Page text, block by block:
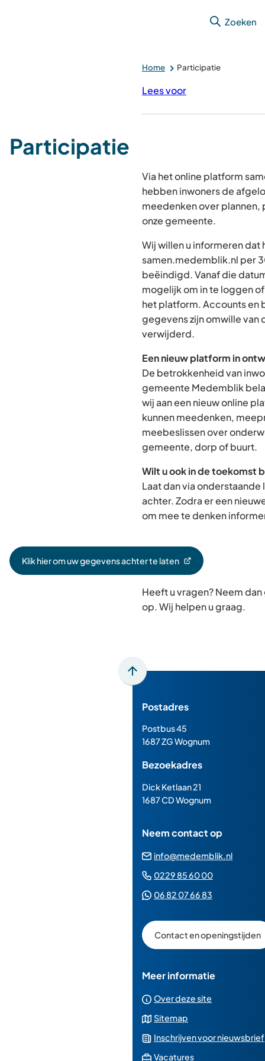
Zoeken
Home Participatie
Lees voor
Participatie
Via het online platform
hebben inwoners de
meedenken over
onze gemeente.
Wij willen u informeren dat
samen.medemblik.nl per
beëindigd. Vanaf die
mogelijk om in te loggen
het platform. Accounts en
gegevens zijn omwille van
verwijderd.
Een nieuw platform in
De betrokkenheid van
gemeente Medemblik
wij aan een nieuw online
kunnen meedenken,
meebeslissen over
gemeente, dorp of buurt.
Wilt u ook in de toekomst
Laat dan via
achter. Zodra er een
om mee te denken
Klik hier om uw gegevens achter te laten
(Verwijst
Heeft u vragen? Neem
op. Wij helpen u graag.
Scroll
boven
het
van
de
paginainhoud
Postadres
Postbus 45
1687 ZG Wognum
Bezoekadres
Dick Ketlaan 21
1687 CD Wognum
Neem contact op
info@medemblik.nl
0229 85 60 00(Verwijst
06 82 07 66 83
een
Whatsapp
Contact en openingstijden
Meer informatie
Over deze site
Sitemap
Inschrijven voor nieuwsbrief
Vacatures(Verwijst